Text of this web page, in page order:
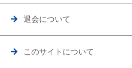
退会について
このサイトについて